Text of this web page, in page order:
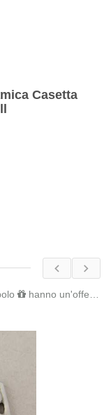
Casetta
hanno un'offerta riservata. Fai il